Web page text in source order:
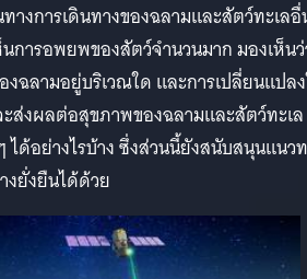
างการเดินทางของฉลามและสัตว์ทะเล
การอพยพของสัตว์จำนวนมาก มองเห็น
งฉลามอยู่บริเวณใด และการเปลี่ยนแปล
ะส่งผลต่อสุขภาพของฉลามและสัตว์ทะเล
ด้อย่างไรบ้าง ซึ่งส่วนนี้ยังสนับสนุนแนว
งยั่งยืนได้ด้วย